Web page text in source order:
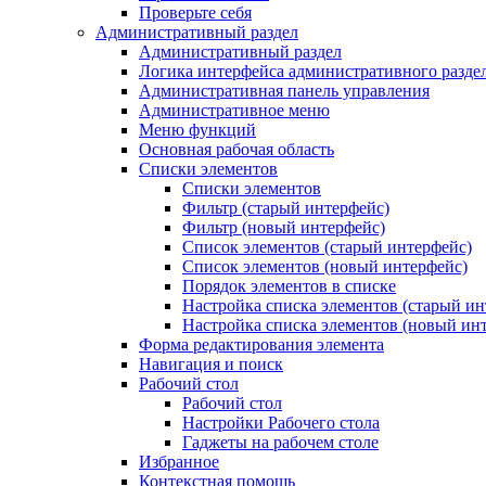
Проверьте себя
Административный раздел
Административный раздел
Логика интерфейса административного
Административная панель управления
Административное меню
Меню функций
Основная рабочая область
Списки элементов
Списки элементов
Фильтр (старый интерфейс)
Фильтр (новый интерфейс)
Список элементов (старый интерфейс)
Список элементов (новый интерфейс)
Порядок элементов в списке
Настройка списка элементов (старый
Настройка списка элементов (новый
Форма редактирования элемента
Навигация и поиск
Рабочий стол
Рабочий стол
Настройки Рабочего стола
Гаджеты на рабочем столе
Избранное
Контекстная помощь